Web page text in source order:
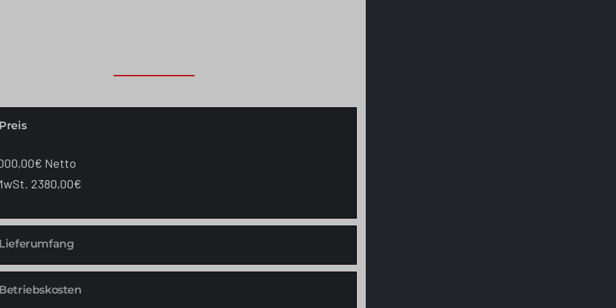
Preis
Netto
2380,00€
Lieferumfang
Betriebskosten